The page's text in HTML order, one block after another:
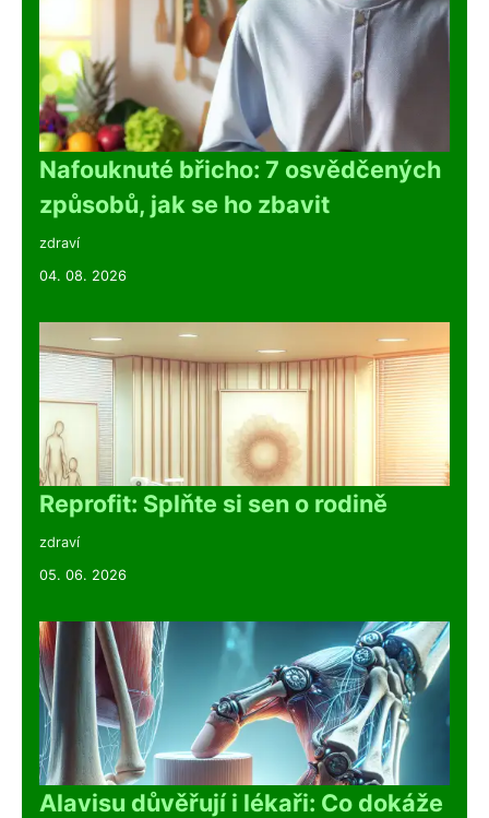
Nafouknuté břicho: 7 osvědčených
způsobů, jak se ho zbavit
zdraví
04. 08. 2026
Reprofit: Splňte si sen o rodině
zdraví
05. 06. 2026
Alavisu důvěřují i lékaři: Co dokáže